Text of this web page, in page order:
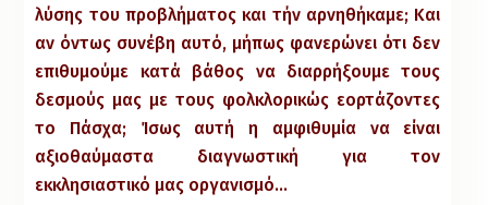
λύσης του προβλήματος και τήν αρνηθήκαμε; Και
αν όντως συνέβη αυτό, μήπως φανερώνει ότι δεν
επιθυμούμε κατά βάθος να διαρρήξουμε τους
δεσμούς μας με τους φολκλορικώς εορτάζοντες
το Πάσχα; Ίσως αυτή η αμφιθυμία να είναι
αξιοθαύμαστα διαγνωστική για τον
εκκλησιαστικό μας οργανισμό…